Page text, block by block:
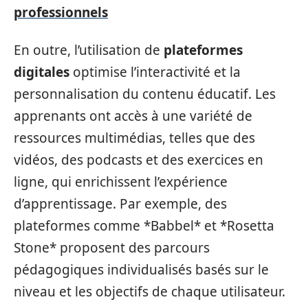
professionnels
En outre, l’utilisation de plateformes
digitales optimise l’interactivité et la
personnalisation du contenu éducatif. Les
apprenants ont accès à une variété de
ressources multimédias, telles que des
vidéos, des podcasts et des exercices en
ligne, qui enrichissent l’expérience
d’apprentissage. Par exemple, des
plateformes comme *Babbel* et *Rosetta
Stone* proposent des parcours
pédagogiques individualisés basés sur le
niveau et les objectifs de chaque utilisateur.